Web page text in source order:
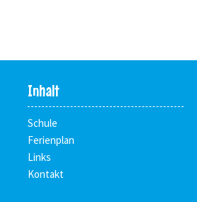
Inhalt
Schule
Ferienplan
Links
Kontakt